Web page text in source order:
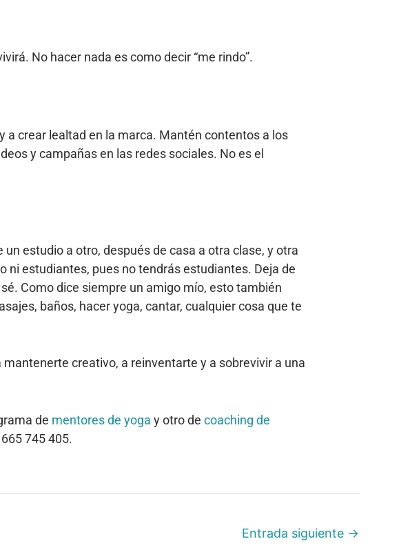
No hacer nada es como decir “me rindo”.
crear lealtad en la marca. Mantén contentos a los
y campañas en las redes sociales. No es el
estudio a otro, después de casa a otra clase, y otra
ni estudiantes, pues no tendrás estudiantes. Deja de
Como dice siempre un amigo mío, esto también
baños, hacer yoga, cantar, cualquier cosa que te
creativo, a reinventarte y a sobrevivir a una
de mentores de yoga y otro de coaching de
745 405.
Entrada siguiente →